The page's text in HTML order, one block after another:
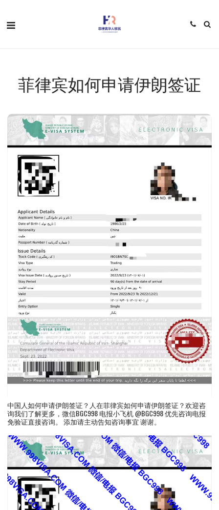
菲律宾如何申请伊朗签证
中国人如何申请伊朗签证？人在菲律宾如何申请伊朗签证？欢迎咨
询我们了解更多，微信BGC998 电报小飞机 @BGC998 优先咨询电报
免验证直接咨询。 添加请主动告知咨询事宜 谢谢。